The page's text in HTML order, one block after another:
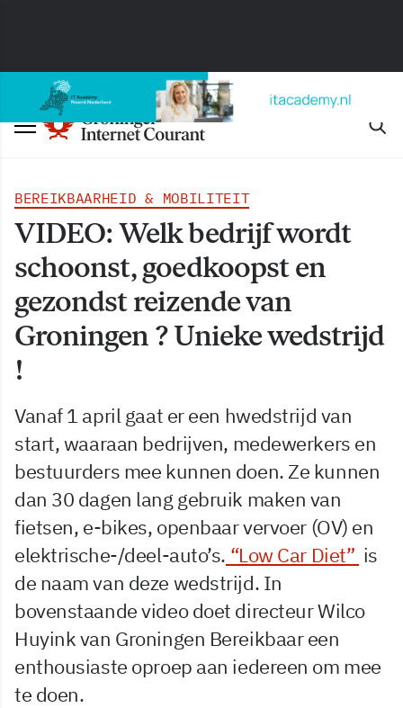
BEREIKBAARHEID & MOBILITEIT
VIDEO: Welk bedrijf wordt
schoonst, goedkoopst en
gezondst reizende van
Groningen ? Unieke wedstrijd
!
Vanaf 1 april gaat er een hwedstrijd van
start, waaraan bedrijven, medewerkers en
bestuurders mee kunnen doen. Ze kunnen
dan 30 dagen lang gebruik maken van
fietsen, e-bikes, openbaar vervoer (OV) en
elektrische-/deel-auto’s. “Low Car Diet” is
de naam van deze wedstrijd. In
bovenstaande video doet directeur Wilco
Huyink van Groningen Bereikbaar een
enthousiaste oproep aan iedereen om mee
te doen.